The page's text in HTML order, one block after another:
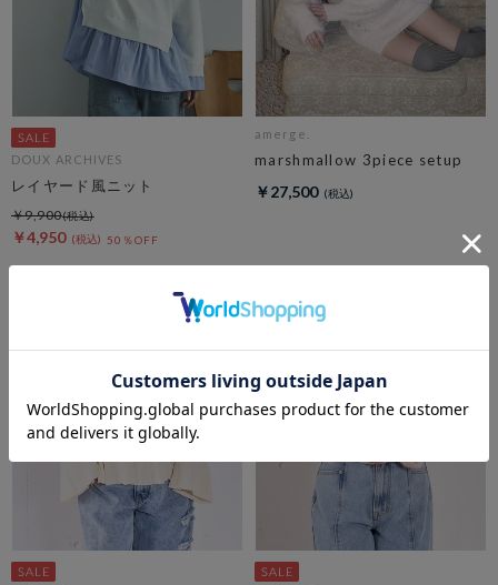
DOUX ARCHIVES
レイヤード風ニット
￥4,950 50％OFF
￥9,900
amerge.
marshmallow 3piece setup
￥27,500